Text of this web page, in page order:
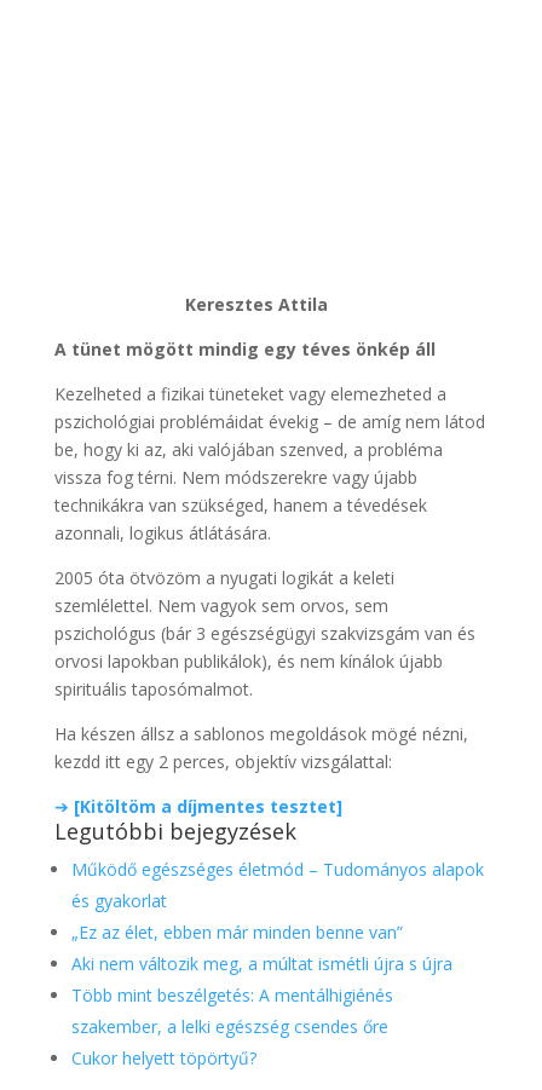
Keresztes Attila
A tünet mögött mindig egy téves önkép áll
Kezelheted a fizikai tüneteket vagy elemezheted a
pszichológiai problémáidat évekig – de amíg nem látod
be, hogy ki az, aki valójában szenved, a probléma
vissza fog térni. Nem módszerekre vagy újabb
technikákra van szükséged, hanem a tévedések
azonnali, logikus átlátására.
2005 óta ötvözöm a nyugati logikát a keleti
szemlélettel. Nem vagyok sem orvos, sem
pszichológus (bár 3 egészségügyi szakvizsgám van és
orvosi lapokban publikálok), és nem kínálok újabb
spirituális taposómalmot.
Ha készen állsz a sablonos megoldások mögé nézni,
kezdd itt egy 2 perces, objektív vizsgálattal:
➔ [Kitöltöm a díjmentes tesztet]
Legutóbbi bejegyzések
Működő egészséges életmód – Tudományos alapok
és gyakorlat
„Ez az élet, ebben már minden benne van”
Aki nem változik meg, a múltat ismétli újra s újra
Több mint beszélgetés: A mentálhigiénés
szakember, a lelki egészség csendes őre
Cukor helyett töpörtyű?